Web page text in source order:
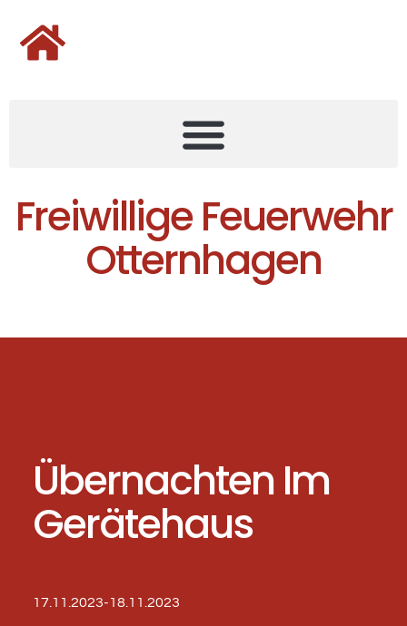
Freiwillige Feuerwehr
Otternhagen
Übernachten Im
Gerätehaus
17.11.2023-18.11.2023